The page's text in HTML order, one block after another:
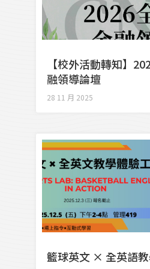
【校外活動轉知】
融領導論壇
28 11 月 2025
籃球英文 × 全英語